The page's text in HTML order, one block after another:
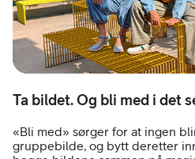
Ta bildet. Og bli med i det
«Bli med» sørger for at ingen
gruppebilde, og bytt deretter